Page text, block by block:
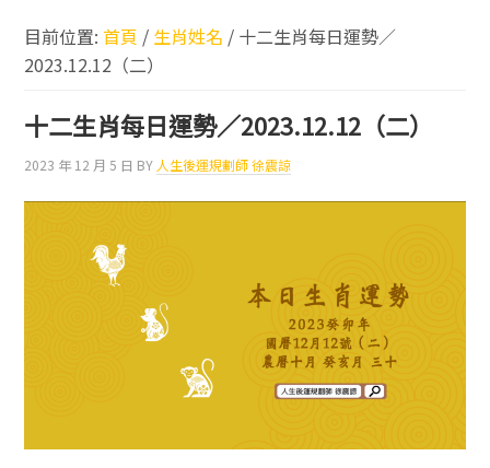
師
徐
震
諒
目前位置:首頁 / 生肖姓名 / 十二生肖每日運勢／
2023.12.12（二）
十二生肖每日運勢／2023.12.12（二）
2023 年 12 月 5 日 BY 人生後運規劃師 徐震諒